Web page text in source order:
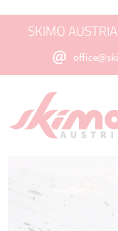
SKIMO